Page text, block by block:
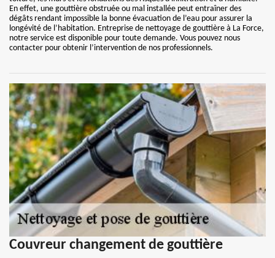
En effet, une gouttière obstruée ou mal installée peut entraîner des
dégâts rendant impossible la bonne évacuation de l’eau pour assurer la
longévité de l’habitation. Entreprise de nettoyage de gouttière à La Force,
notre service est disponible pour toute demande. Vous pouvez nous
contacter pour obtenir l’intervention de nos professionnels.
Couvreur changement de gouttière